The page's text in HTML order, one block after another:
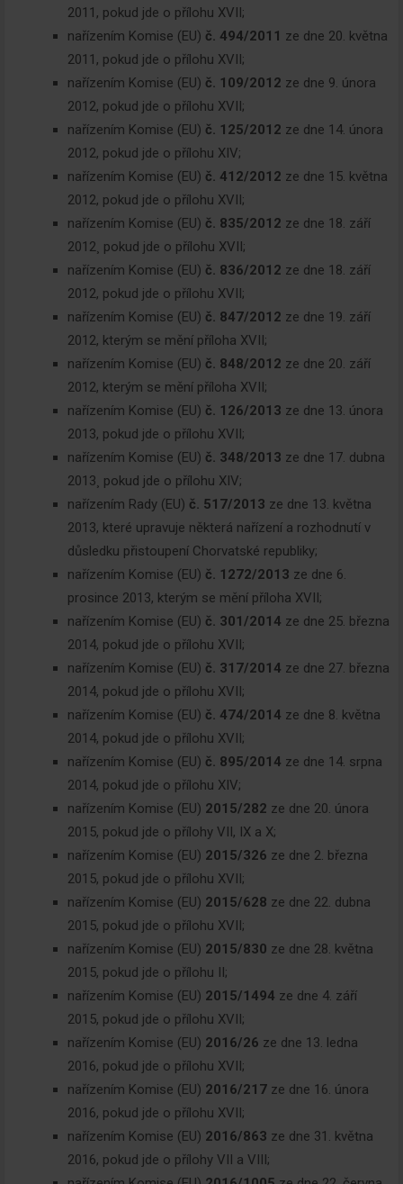
2011, pokud jde o přílohu XVII;
nařízením Komise (EU) č. 494/2011 ze dne 20. května
2011, pokud jde o přílohu XVII;
nařízením Komise (EU) č. 109/2012 ze dne 9. února
2012, pokud jde o přílohu XVII;
nařízením Komise (EU) č. 125/2012 ze dne 14. února
2012, pokud jde o přílohu XIV;
nařízením Komise (EU) č. 412/2012 ze dne 15. května
2012, pokud jde o přílohu XVII;
nařízením Komise (EU) č. 835/2012 ze dne 18. září
2012¸ pokud jde o přílohu XVII;
nařízením Komise (EU) č. 836/2012 ze dne 18. září
2012, pokud jde o přílohu XVII;
nařízením Komise (EU) č. 847/2012 ze dne 19. září
2012, kterým se mění příloha XVII;
nařízením Komise (EU) č. 848/2012 ze dne 20. září
2012, kterým se mění příloha XVII;
nařízením Komise (EU) č. 126/2013 ze dne 13. února
2013, pokud jde o přílohu XVII;
nařízením Komise (EU) č. 348/2013 ze dne 17. dubna
2013¸ pokud jde o přílohu XIV;
nařízením Rady (EU) č. 517/2013 ze dne 13. května
2013, které upravuje některá nařízení a rozhodnutí v
důsledku přistoupení Chorvatské republiky;
nařízením Komise (EU) č. 1272/2013 ze dne 6.
prosince 2013, kterým se mění příloha XVII;
nařízením Komise (EU) č. 301/2014 ze dne 25. března
2014, pokud jde o přílohu XVII;
nařízením Komise (EU) č. 317/2014 ze dne 27. března
2014, pokud jde o přílohu XVII;
nařízením Komise (EU) č. 474/2014 ze dne 8. května
2014, pokud jde o přílohu XVII;
nařízením Komise (EU) č. 895/2014 ze dne 14. srpna
2014, pokud jde o přílohu XIV;
nařízením Komise (EU) 2015/282 ze dne 20. února
2015, pokud jde o přílohy VII, IX a X;
nařízením Komise (EU) 2015/326 ze dne 2. března
2015, pokud jde o přílohu XVII;
nařízením Komise (EU) 2015/628 ze dne 22. dubna
2015, pokud jde o přílohu XVII;
nařízením Komise (EU) 2015/830 ze dne 28. května
2015, pokud jde o přílohu II;
nařízením Komise (EU) 2015/1494 ze dne 4. září
2015, pokud jde o přílohu XVII;
nařízením Komise (EU) 2016/26 ze dne 13. ledna
2016, pokud jde o přílohu XVII;
nařízením Komise (EU) 2016/217 ze dne 16. února
2016, pokud jde o přílohu XVII;
nařízením Komise (EU) 2016/863 ze dne 31. května
2016, pokud jde o přílohy VII a VIII;